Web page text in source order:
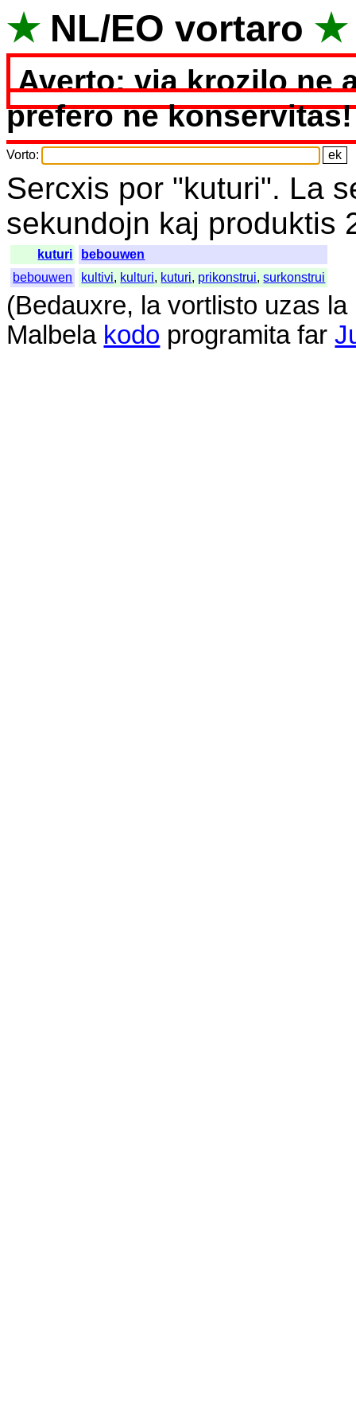
★ NL/EO vortaro ★
Averto: via krozilo ne
prefero ne konservitas!
Vorto:
Sercxis por "kuturi". La
sekundojn kaj produktis
kuturi
bebouwen
bebouwen
kultivi, kulturi, kuturi, prikonstrui,surkonstrui
(Bedauxre, la vortlisto uzas la
Malbela kodo programita far